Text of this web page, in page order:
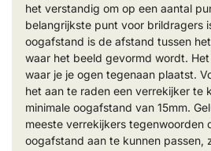
het verstandig om op een aantal
belangrijkste punt voor brildragers
oogafstand is de afstand tussen
waar het beeld gevormd wordt.
waar je je ogen tegenaan plaatst.
het aan te raden een verrekijker te
minimale oogafstand van 15mm.
meeste verrekijkers tegenwoorden
oogafstand aan te kunnen passen,